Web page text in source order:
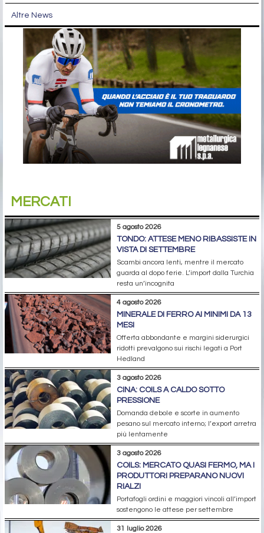
Altre News
MERCATI
5 agosto 2026
TONDO: ATTESE MENO RIBASSISTE IN
VISTA DI SETTEMBRE
Scambi ancora lenti, mentre il mercato
guarda al dopo ferie. L’import dalla Turchia
resta un’incognita
4 agosto 2026
MINERALE DI FERRO AI MINIMI DA 13
MESI
Offerta abbondante e margini siderurgici
ridotti prevalgono sui rischi legati a Port
Hedland
3 agosto 2026
CINA: COILS A CALDO SOTTO
PRESSIONE
Domanda debole e scorte in aumento
pesano sul mercato interno; l’export arretra
più lentamente
3 agosto 2026
COILS: MERCATO QUASI FERMO, MA I
PRODUTTORI PREPARANO NUOVI
RIALZI
Portafogli ordini e maggiori vincoli all’import
sostengono le attese per settembre
31 luglio 2026